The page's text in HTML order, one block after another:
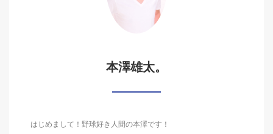
本澤雄太。
はじめまして！野球好き人間の本澤です！